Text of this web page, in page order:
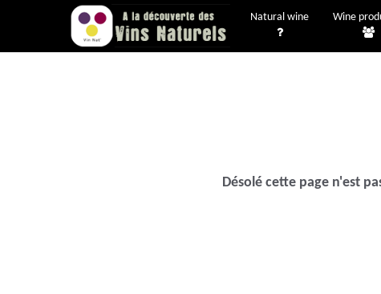
Natural wine Wine
Désolé cette page n'est